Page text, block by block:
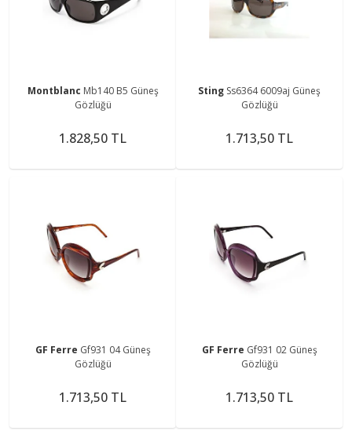
Montblanc Mb140 B5 Güneş
Gözlüğü
1.828,50 TL
Sting Ss6364 6009aj Güneş
Gözlüğü
1.713,50 TL
GF Ferre Gf931 04 Güneş
Gözlüğü
1.713,50 TL
GF Ferre Gf931 02 Güneş
Gözlüğü
1.713,50 TL